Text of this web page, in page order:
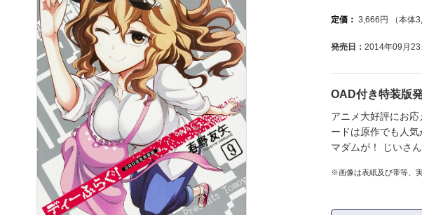
定価： 3,666 円 （本体
発売日： 2014年09月23
OAD付き特装版
アニメ大好評にお
ードは原作でも人
マダムが！ じいさ
※画像は表紙及び帯等、